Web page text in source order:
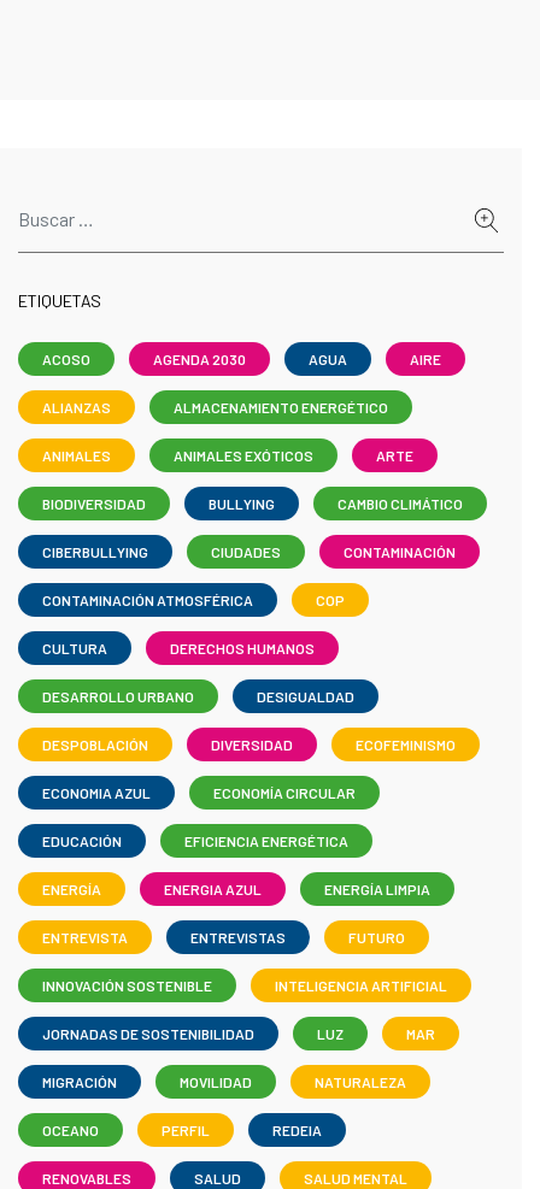
ETIQUETAS
ACOSO AGENDA 2030 AGUA AIRE
ALIANZAS ALMACENAMIENTO ENERGÉTICO
ANIMALES ANIMALES EXÓTICOS ARTE
BIODIVERSIDAD BULLYING CAMBIO CLIMÁTICO
CIBERBULLYING CIUDADES CONTAMINACIÓN
CONTAMINACIÓN ATMOSFÉRICA COP
CULTURA DERECHOS HUMANOS
DESARROLLO URBANO DESIGUALDAD
DESPOBLACIÓN DIVERSIDAD ECOFEMINISMO
ECONOMIA AZUL ECONOMÍA CIRCULAR
EDUCACIÓN EFICIENCIA ENERGÉTICA
ENERGÍA ENERGIA AZUL ENERGÍA LIMPIA
ENTREVISTA ENTREVISTAS FUTURO
INNOVACIÓN SOSTENIBLE INTELIGENCIA ARTIFICIAL
JORNADAS DE SOSTENIBILIDAD LUZ MAR
MIGRACIÓN MOVILIDAD NATURALEZA
OCEANO PERFIL REDEIA
RENOVABLES SALUD SALUD MENTAL